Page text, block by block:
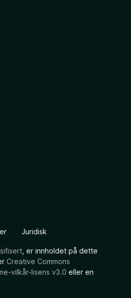
Juridisk
, er innholdet på dette
Creative Commons
vilkår-lisens v3.0 eller en